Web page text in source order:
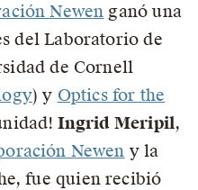
Newen ganó una
del Laboratorio de
de Cornell
) y Optics for the
Ingrid Meripil,
Newen y la
fue quien recibió